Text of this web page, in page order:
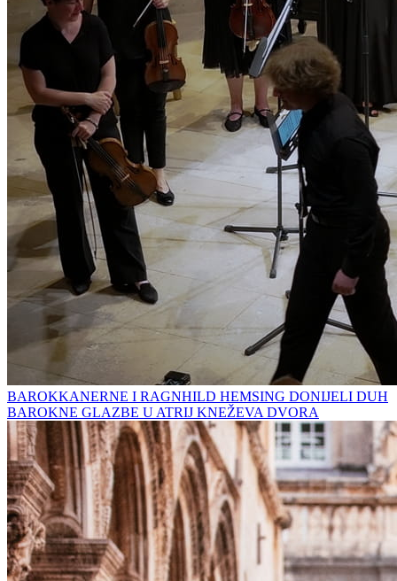
BAROKKANERNE I RAGNHILD HEMSING DONIJELI DUH
BAROKNE GLAZBE U ATRIJ KNEŽEVA DVORA